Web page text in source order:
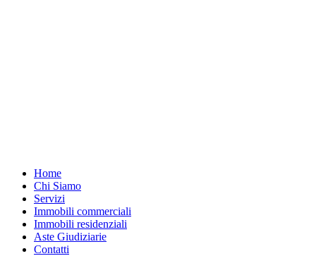
Home
Chi Siamo
Servizi
Immobili commerciali
Immobili residenziali
Aste Giudiziarie
Contatti